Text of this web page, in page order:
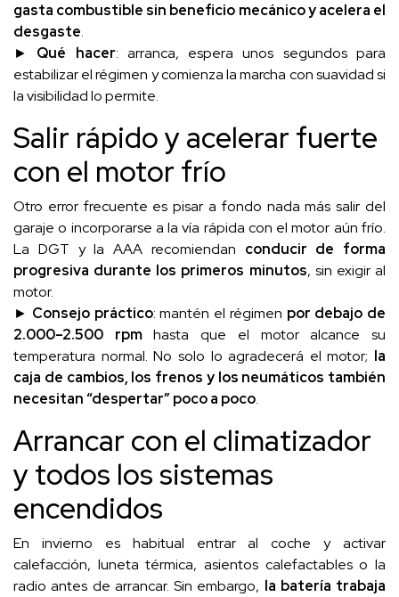
gasta combustible sin beneficio mecánico y acelera el
desgaste.
► Qué hacer: arranca, espera unos segundos para
estabilizar el régimen y comienza la marcha con suavidad si
la visibilidad lo permite.
Salir rápido y acelerar fuerte
con el motor frío
Otro error frecuente es pisar a fondo nada más salir del
garaje o incorporarse a la vía rápida con el motor aún frío.
La DGT y la AAA recomiendan conducir de forma
progresiva durante los primeros minutos, sin exigir al
motor.
► Consejo práctico: mantén el régimen por debajo de
2.000–2.500 rpmhasta que el motor alcance su
temperatura normal. No solo lo agradecerá el motor; la
caja de cambios, los frenos y los neumáticos también
necesitan “despertar” poco a poco.
Arrancar con el climatizador
y todos los sistemas
encendidos
En invierno es habitual entrar al coche y activar
calefacción, luneta térmica, asientos calefactables o la
radio antes de arrancar. Sin embargo, la batería trabaja